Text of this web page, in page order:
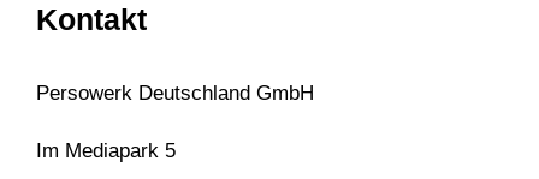
Kontakt
Persowerk Deutschland GmbH
Im Mediapark 5